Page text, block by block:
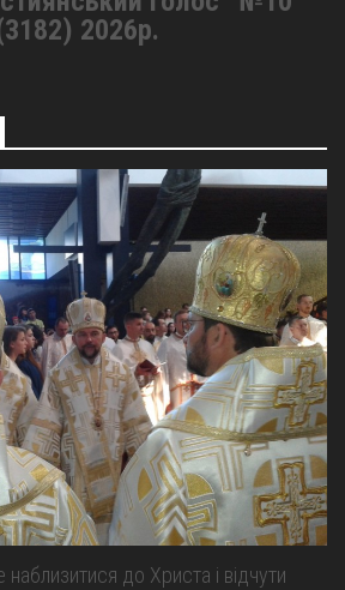
2026р.
до Христа і відчути